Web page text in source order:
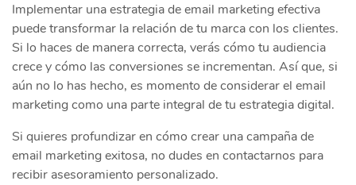
Implementar una estrategia de email marketing efectiva
puede transformar la relación de tu marca con los clientes.
Si lo haces de manera correcta, verás cómo tu audiencia
crece y cómo las conversiones se incrementan. Así que, si
aún no lo has hecho, es momento de considerar el email
marketing como una parte integral de tu estrategia digital.
Si quieres profundizar en cómo crear una campaña de
email marketing exitosa, no dudes en contactarnos para
recibir asesoramiento personalizado.